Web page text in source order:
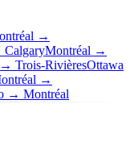
→
Montréal →
Trois-RivièresOttawa
→
→ Montréal